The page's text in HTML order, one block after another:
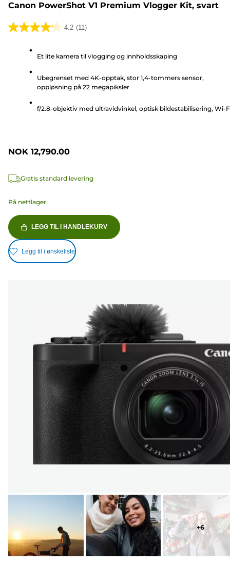
Canon PowerShot V1 Premium Vlogger Kit, svart
4.2 (11)
4.2
stjerner.
Et lite kamera til vlogging og innholdsskaping
Ubegrenset med 4K-opptak, stor 1,4-tommers sensor,
oppløsning på 22 megapiksler
f/2.8-objektiv med ultravidvinkel, optisk bildestabilisering, Wi-
NOK 12,790.00
Gratis standard levering
På nettlager
LEGG TIL I HANDLEKURV
Legg til i ønskeliste
+6